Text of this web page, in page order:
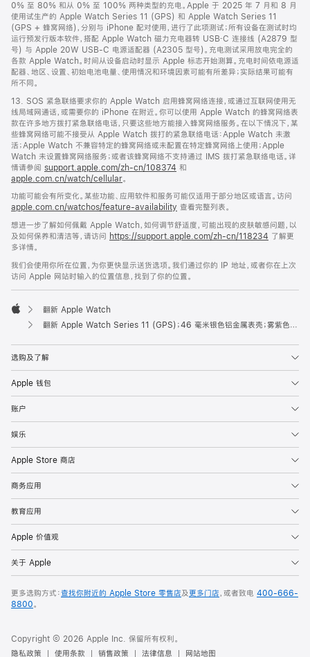
0% 至 80% 和从 0% 至 100% 两种类型的充电。Apple 于 2025 年 7 月和 8 月
使用试生产的 Apple Watch Series 11 (GPS) 和 Apple Watch Series 11
(GPS + 蜂窝网络)，分别与 iPhone 配对使用，进行了此项测试；所有设备在测试时均
运行预发行版本软件，搭配 Apple Watch 磁力充电器转 USB‑C 连接线 (A2879 型
号) 与 Apple 20W USB-C 电源适配器 (A2305 型号)。充电测试采用放电完全的
各款 Apple Watch。时间从设备启动时显示 Apple 标志开始测算。充电时间依电源适
配器、地区、设置、初始电池电量、使用情况和环境因素可能有所差异；实际结果可能有
所不同。
13. SOS 紧急联络要求你的 Apple Watch 启用蜂窝网络连接，或通过互联网使用无
线局域网通话，或需要你的 iPhone 在附近。你可以使用 Apple Watch 的蜂窝网络表
款在许多地方拨打紧急联络电话，只要这些地方能接入蜂窝网络服务。在以下情况下，某
些蜂窝网络可能不接受从 Apple Watch 拨打的紧急联络电话：Apple Watch 未激
活；Apple Watch 不兼容特定的蜂窝网络或未配置在特定蜂窝网络上使用；Apple
Watch 未设置蜂窝网络服务；或者该蜂窝网络不支持通过 IMS 拨打紧急联络电话。详
情请参阅 support.apple.com/zh-cn/108374 和
apple.com.cn/watch/cellular。
功能可能会有所变化。某些功能、应用软件和服务可能仅适用于部分地区或语言。访问
apple.com.cn/watchos/feature-availability 查看完整列表。
想进一步了解如何佩戴 Apple Watch，如何调节舒适度，可能出现的皮肤敏感问题，以
及如何保养和清洁等，请访问 https://support.apple.com/zh-cn/118234 了解更
多详情。
我们会使用你所在位置，为你更快显示送货选项。我们通过你的 IP 地址，或者你在上次
访问 Apple 网站时输入的位置信息，找到了你的位置。
Apple
翻新 Apple Watch
翻新 Apple Watch Series 11 (GPS)；46 毫米银色铝金属表壳；雾紫色运动型表带 (S/M 号)
选购及了解
Apple 钱包
账户
娱乐
Apple Store 商店
商务应用
教育应用
Apple 价值观
关于 Apple
更多选购方式：查找你附近的 Apple Store 零售店及更多门店，或者致电 400-666-
8800。
Copyright © 2026 Apple Inc. 保留所有权利。
隐私政策
使用条款 销售政策 法律信息 网站地图